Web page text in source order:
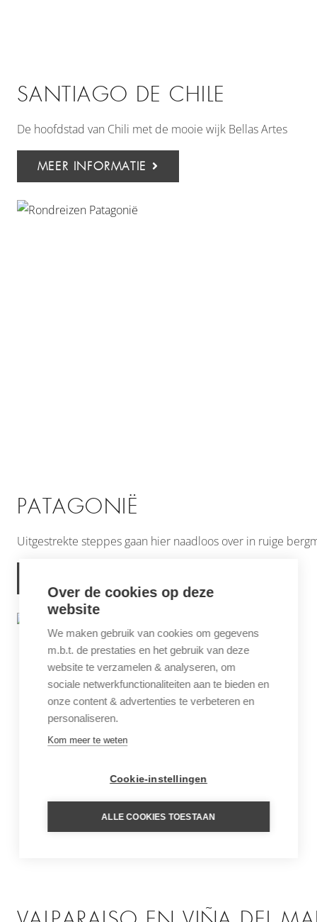
SANTIAGO DE CHILE
De hoofdstad van Chili met de mooie wijk Bellas Artes
MEER INFORMATIE
PATAGONIË
Uitgestrekte steppes gaan hier naadloos over in ruige
Over de cookies op deze
website
We maken gebruik van cookies om gegevens
m.b.t. de prestaties en het gebruik van deze
website te verzamelen & analyseren, om
sociale netwerkfunctionaliteiten aan te bieden en
onze content & advertenties te verbeteren en
personaliseren.
Kom meer te weten
Cookie-instellingen
ALLE COOKIES TOESTAAN